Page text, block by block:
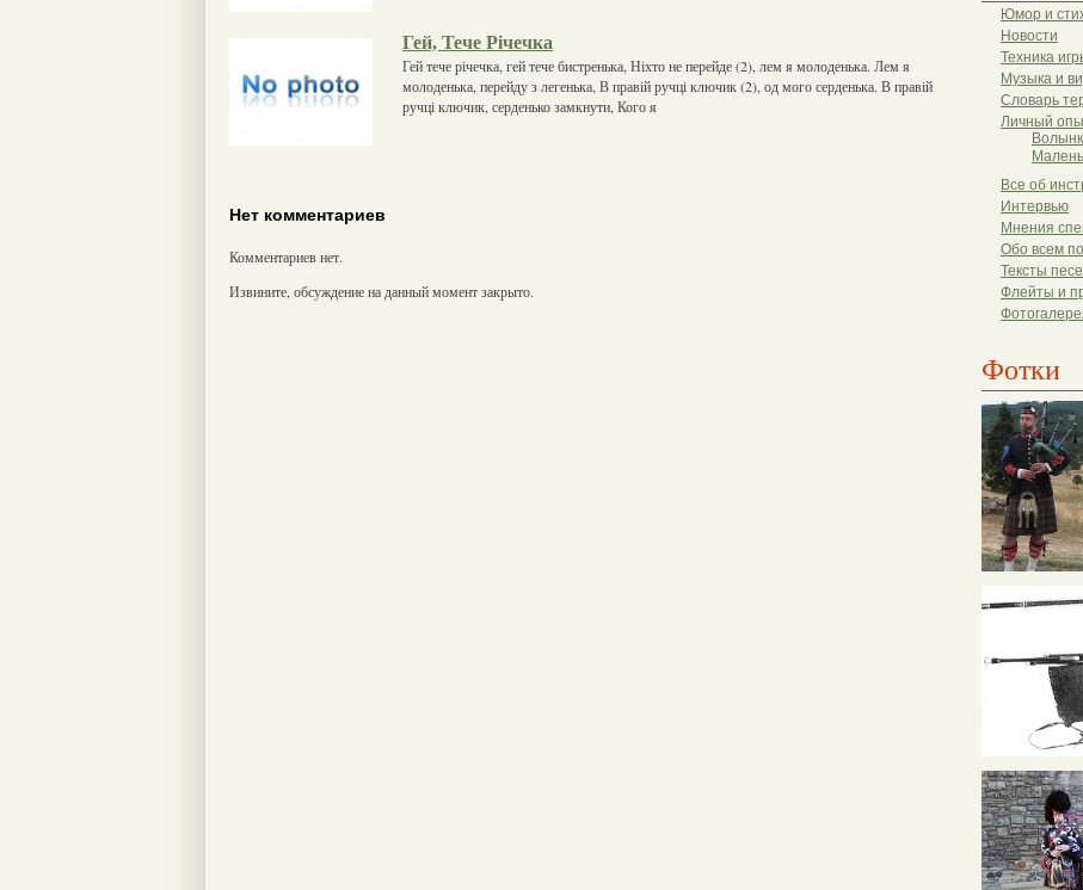
Юмор и
Новости
Техника
Музыка и
Словарь
Личный
Все об
Интервью
Мнения
Обо всем
Тексты
Флейты и
Фотки
Гей, Тече Річечка
Гей тече річечка, гей тече бистренька, Ніхто не перейде (2), лем я молоденька. Лем я
молоденька, перейду з легенька, В правій ручці ключик (2), од мого серденька. В правій
ручці ключик, серденько замкнути, Кого я
Нет комментариев
Комментариев нет.
Извините, обсуждение на данный момент закрыто.